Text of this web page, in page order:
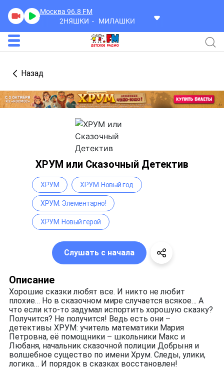
Москва 96.8 FM
2НЯШКИ
МИЛАШКИ
Назад
ХРУМ или Сказочный Детектив
Описание
Хорошие сказки любят все. И никто не любит
плохие… Но в сказочном мире случается всякое… А
что если кто-то задумал испортить хорошую сказку?
Получится? Не получится! Ведь есть они –
детективы ХРУМ: учитель математики Мария
Петровна, её помощники – школьники Макс и
Любаня, начальник сказочной полиции Добрыня и
волшебное существо по имени Хрум. Следы, улики,
логика… И порядок в сказках восстановлен!
ХРУМ ХРУМ. Новый год
ХРУМ. Элементарно!
ХРУМ. Новый герой
Слушать с начала